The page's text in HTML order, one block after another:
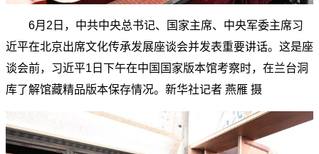
6月2日，中共中央总书记、国家主席、中央军委主席习
近平在北京出席文化传承发展座谈会并发表重要讲话。这是座
谈会前，习近平1日下午在中国国家版本馆考察时，在兰台洞
库了解馆藏精品版本保存情况。新华社记者 燕雁 摄